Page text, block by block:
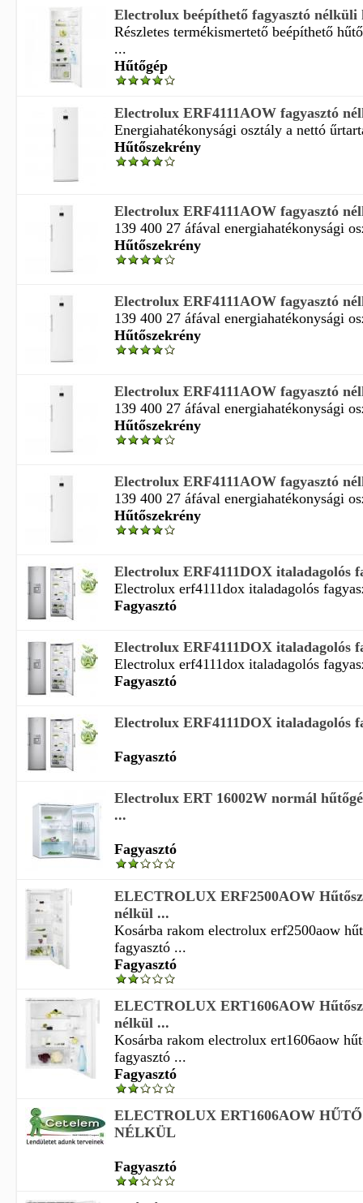
Electrolux beépíthető fagyasztó nélküli
Részletes termékismertető beépíthető
...
Hűtőgép
Electrolux ERF4111AOW fagyasztó
Energiahatékonysági osztály a nettó
Hűtőszekrény
Electrolux ERF4111AOW fagyasztó
139 400 27 áfával energiahatékonysági
Hűtőszekrény
Electrolux ERF4111AOW fagyasztó
139 400 27 áfával energiahatékonysági
Hűtőszekrény
Electrolux ERF4111AOW fagyasztó
139 400 27 áfával energiahatékonysági
Hűtőszekrény
Electrolux ERF4111AOW fagyasztó
139 400 27 áfával energiahatékonysági
Hűtőszekrény
Electrolux ERF4111DOX italadagolós
Electrolux erf4111dox italadagolós
Fagyasztó
Electrolux ERF4111DOX italadagolós
Electrolux erf4111dox italadagolós
Fagyasztó
Electrolux ERF4111DOX italadagolós
Fagyasztó
Electrolux ERT 16002W normál
...
Fagyasztó
ELECTROLUX ERF2500AOW
nélkül ...
Kosárba rakom electrolux erf2500aow
fagyasztó ...
Fagyasztó
ELECTROLUX ERT1606AOW
nélkül ...
Kosárba rakom electrolux ert1606aow
fagyasztó ...
Fagyasztó
ELECTROLUX ERT1606AOW
NÉLKÜL
Fagyasztó